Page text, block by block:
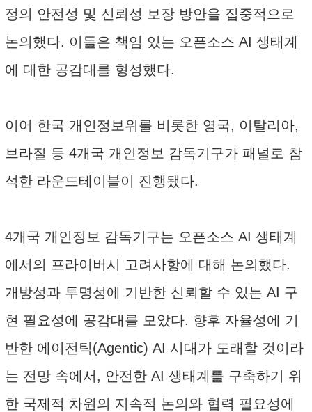
정의 안전성 및 신뢰성 보장 방안을 집중적으로
논의했다. 이들은 책임 있는 오픈소스 AI 생태계
에 대한 공감대를 형성했다.
이어 한국 개인정보위를 비롯한 영국, 이탈리아,
브라질 등 4개국 개인정보 감독기구가 패널로 참
석한 라운드테이블이 진행됐다.
4개국 개인정보 감독기구는 오픈소스 AI 생태계
에서의 프라이버시 고려사항에 대해 논의했다.
개방성과 투명성에 기반한 신뢰할 수 있는 AI 구
현 필요성에 공감대를 모았다. 향후 자율성에 기
반한 에이전틱(Agentic) AI 시대가 도래할 것이라
는 전망 속에서, 안전한 AI 생태계를 구축하기 위
한 국제적 차원의 지속적 논의와 협력 필요성에